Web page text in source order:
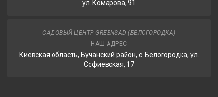
ул. Комарова, 91
САДОВЫЙ ЦЕНТР GREENSAD (БЕЛОГОРОДКА)
НАШ АДРЕС
Киевская область, Бучанский район, с. Белогородка, ул.
Софиевская, 17